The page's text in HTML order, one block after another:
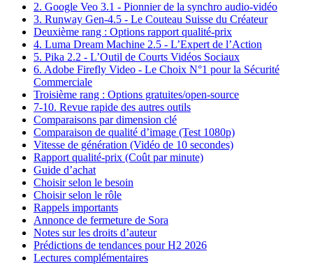
2. Google Veo 3.1 - Pionnier de la synchro audio-vidéo
3. Runway Gen-4.5 - Le Couteau Suisse du Créateur
Deuxième rang : Options rapport qualité-prix
4. Luma Dream Machine 2.5 - L’Expert de l’Action
5. Pika 2.2 - L’Outil de Courts Vidéos Sociaux
6. Adobe Firefly Video - Le Choix N°1 pour la Sécurité
Commerciale
Troisième rang : Options gratuites/open-source
7-10. Revue rapide des autres outils
Comparaisons par dimension clé
Comparaison de qualité d’image (Test 1080p)
Vitesse de génération (Vidéo de 10 secondes)
Rapport qualité-prix (Coût par minute)
Guide d’achat
Choisir selon le besoin
Choisir selon le rôle
Rappels importants
Annonce de fermeture de Sora
Notes sur les droits d’auteur
Prédictions de tendances pour H2 2026
Lectures complémentaires